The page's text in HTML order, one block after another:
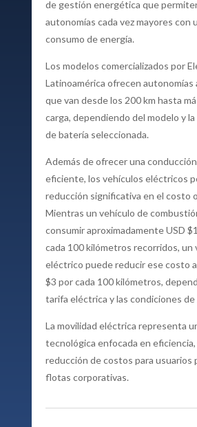
de gestión energética que
autonomías cada vez mayores con
consumo de energía.
Los modelos comercializados por
Latinoamérica ofrecen autonomías
que van desde los 200 km hasta
carga, dependiendo del modelo y
de batería seleccionada.
Además de ofrecer una
eficiente, los vehículos eléctricos
reducción significativa en el costo
Mientras un vehículo de
consumir aproximadamente USD
cada 100 kilómetros recorridos, un
eléctrico puede reducir ese costo
$3 por cada 100 kilómetros,
tarifa eléctrica y las condiciones de
La movilidad eléctrica representa
tecnológica enfocada en
reducción de costos para usuarios
flotas corporativas.